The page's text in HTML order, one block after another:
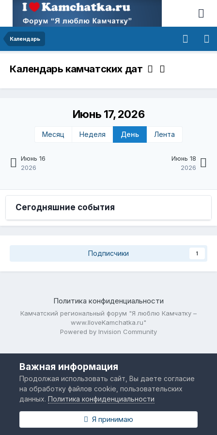
Календарь
Календарь камчатских дат
Июнь 16
2026
Июнь 17, 2026
Месяц Неделя День Лента
Июнь 18
2026
Сегодняшние события
Подписчики 1
Политика конфиденциальности
Камчатский региональный форум "Я люблю Камчатку –
www.IloveKamchatka.ru"
Powered by Invision Community
Важная информация
Продолжая использовать сайт, Вы даете согласие
на обработку файлов cookie, пользовательских
данных.Политика конфиденциальности
Я принимаю